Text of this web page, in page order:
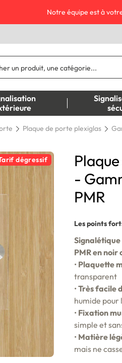
Notre équipe est à
Plaque de porte plexiglas
dégressif
-
PMR
Les points
PMR en noir
• Plaquette
transparent
• Très facile
humide pour
• Fixation
simple et
• Matière
mais ne